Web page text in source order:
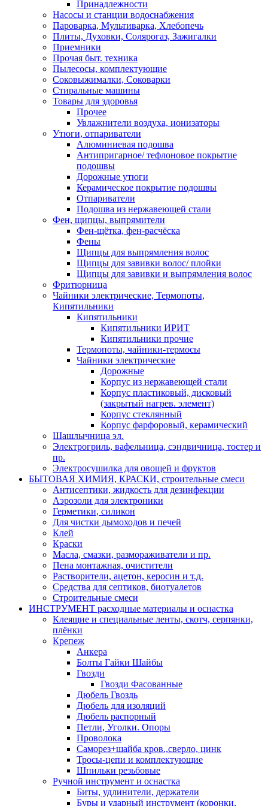
Принадлежности
Насосы и станции водоснабжения
Пароварка, Мультиварка, Хлебопечь
Плиты, Духовки, Солярогаз, Зажигалки
Приемники
Прочая быт. техника
Пылесосы, комплектующие
Соковыжималки, Соковарки
Стиральные машины
Товары для здоровья
Прочее
Увлажнители воздуха, ионизаторы
Утюги, отпариватели
Алюминиевая подошва
Антипригарное/ тефлоновое покрытие
подошвы
Дорожные утюги
Керамическое покрытие подошвы
Отпариватели
Подошва из нержавеющей стали
Фен, щипцы, выпрямители
Фен-щётка, фен-расчёска
Фены
Щипцы для выпрямления волос
Щипцы для завивки волос/ плойки
Щипцы для завивки и выпрямления волос
Фритюрница
Чайники электрические, Термопоты,
Кипятильники
Кипятильники
Кипятильники ИРИТ
Кипятильники прочие
Термопоты, чайники-термосы
Чайники электрические
Дорожные
Корпус из нержавеющей стали
Корпус пластиковый, дисковый
(закрытый нагрев. элемент)
Корпус стеклянный
Корпус фарфоровый, керамический
Шашлычница эл.
Электрогриль, вафельница, сэндвичница, тостер и
пр.
Электросушилка для овощей и фруктов
БЫТОВАЯ ХИМИЯ, КРАСКИ, строительные смеси
Антисептики, жидкость для дезинфекции
Аэрозоли для электроники
Герметики, силикон
Для чистки дымоходов и печей
Клей
Краски
Масла, смазки, размораживатели и пр.
Пена монтажная, очистители
Растворители, ацетон, керосин и т.д.
Средства для септиков, биотуалетов
Строительные смеси
ИНСТРУМЕНТ расходные материалы и оснастка
Клеящие и специальные ленты, скотч, серпянки,
плёнки
Крепеж
Анкера
Болты Гайки Шайбы
Гвозди
Гвозди Фасованные
Дюбель Гвоздь
Дюбель для изоляций
Дюбель распорный
Петли, Уголки. Опоры
Проволока
Саморез+шайба кров.,сверло, цинк
Тросы-цепи и комплектующие
Шпильки резьбовые
Ручной инструмент и оснастка
Биты, удлинители, держатели
Буры и ударный инструмент (коронки,